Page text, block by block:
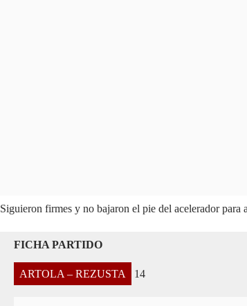
Siguieron firmes y no bajaron el pie del acelerador
FICHA PARTIDO
ARTOLA – REZUSTA 14